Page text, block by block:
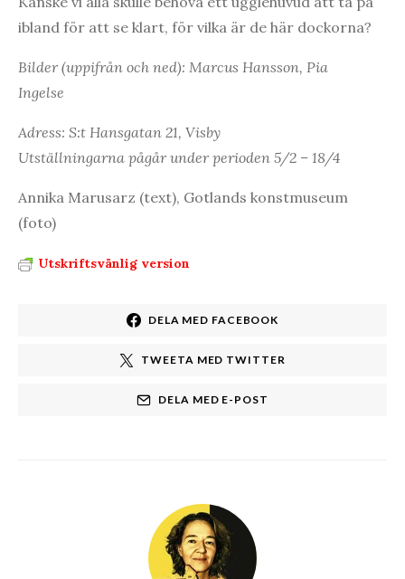
ibland för att se klart, för vilka är de här dockorna?
Bilder (uppifrån och ned): Marcus Hansson, Pia
Ingelse
Adress: S:t Hansgatan 21, Visby
Utställningarna pågår under perioden 5/2 – 18/4
Annika Marusarz (text), Gotlands konstmuseum
(foto)
Utskriftsvänlig version
DELA MED FACEBOOK
TWEETA MED TWITTER
DELA MED E-POST